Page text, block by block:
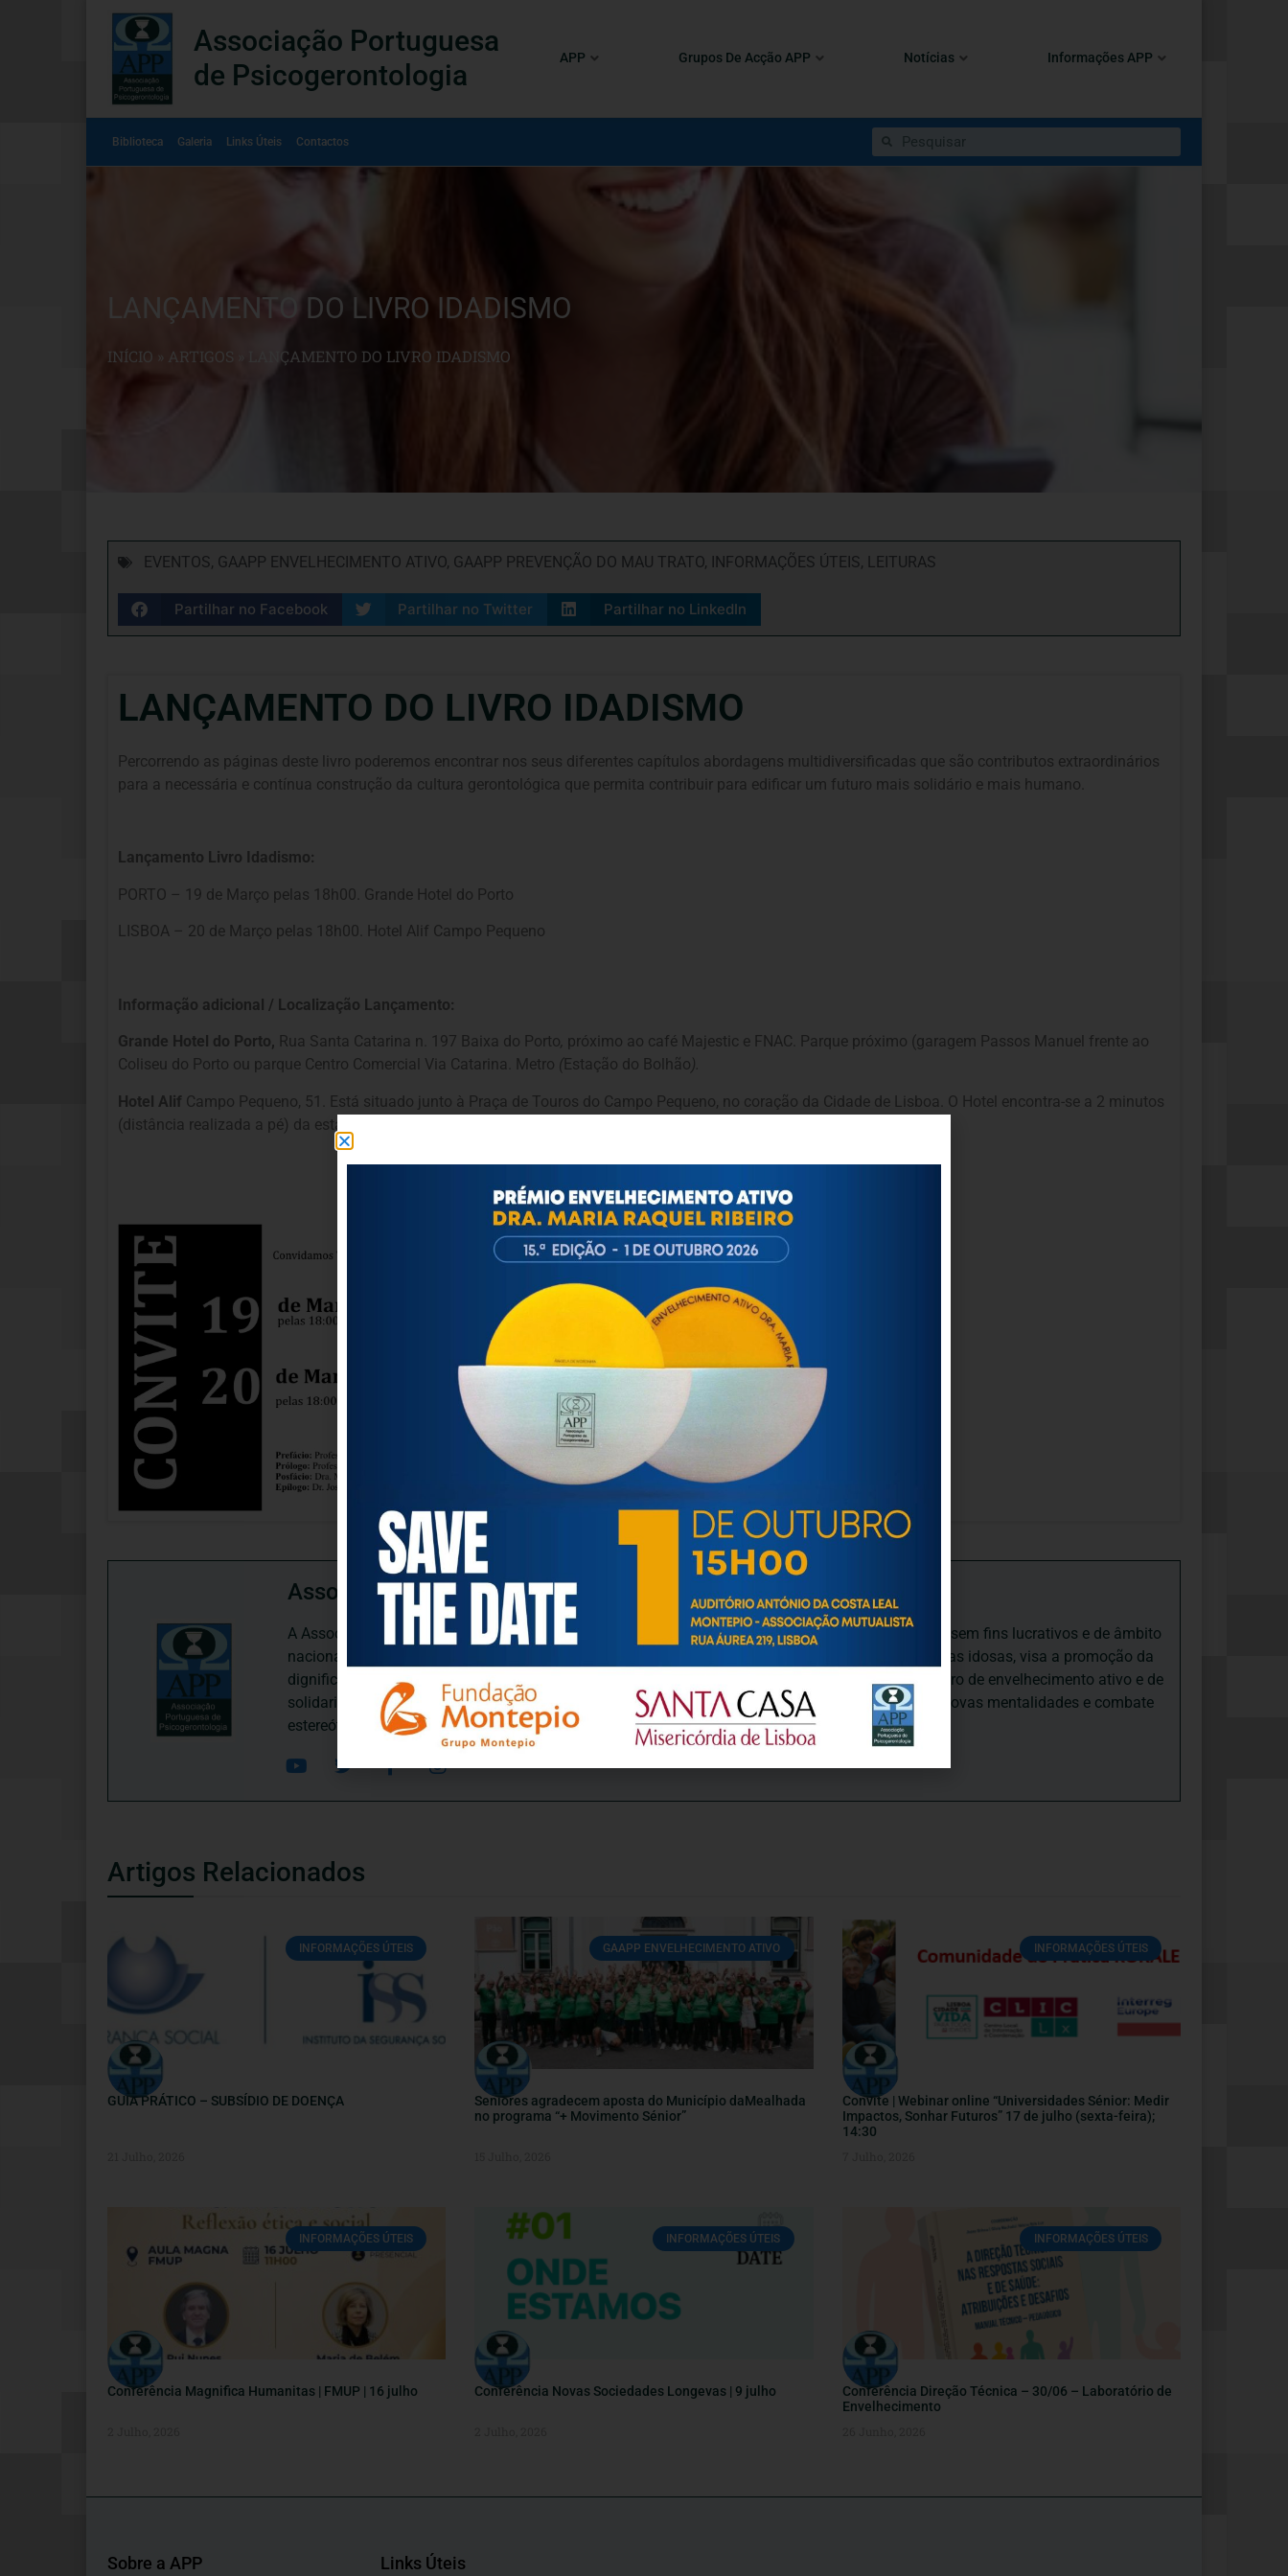
Associação Portuguesa
de Psicogerontologia
APP Grupos De Acção APP Notícias Informações APP
Biblioteca Galeria Links Úteis Contactos
LANÇAMENTO DO LIVRO IDADISMO
INÍCIO » ARTIGOS LANÇAMENTO DO LIVRO IDADISMO
EVENTOS, GAAPP ENVELHECIMENTO ATIVO, GAAPP PREVENÇÃO DO MAU TRATO, INFORMAÇÕES ÚTEIS, LEITURAS
Partilhar no Facebook Partilhar no Twitter Partilhar no LinkedIn
LANÇAMENTO DO LIVRO IDADISMO
Percorrendo as páginas deste livro poderemos encontrar nos seus diferentes capítulos abordagens multidiversificadas que são contributos extraordinários
para a necessária e contínua construção da cultura gerontológica que permita contribuir para edificar um futuro mais solidário e mais humano.
Lançamento Livro Idadismo:
PORTO – 19 de Março pelas 18h00. Grande Hotel do Porto
LISBOA – 20 de Março pelas 18h00. Hotel Alif Campo Pequeno
Informação adicional / Localização Lançamento:
Grande Hotel do Porto, Rua Santa Catarina n. 197 Baixa do Porto próximo ao café Majestic e FNAC. Parque próximo (garagem Passos Manuel frente ao
Coliseu do Porto ou parque Centro Comercial Via Catarina. Metro ( Estação do Bolhão).
Hotel Alif Campo Pequeno, 51. Está situado junto à Praça de Touros do Campo Pequeno, no coração da Cidade de Lisboa. O Hotel encontra-se a 2 minutos
(distância realizada a pé) da estação de Metro de Campo Pequeno (linha amarela).
Associação Portuguesa de Psicogerontologia
A Associação Portuguesa de Psicogerontologia-APP, Instituição Particular de Solidariedade Social sem fins lucrativos e de âmbito
nacional, dedica-se às questões biopsicológicas e sociais inerentes ao envelhecimento e às pessoas idosas, visa a promoção da
dignificação, respeito, saúde, autonomia, participação e segurança das pessoas idosas, num quadro de envelhecimento ativo e de
solidariedade intergeracional, e de uma sociedade mais inclusiva para todas as idades, promove novas mentalidades e combate
estereótipos negativos relativamente à idade e ao envelhecimento.
Artigos Relacionados
INFORMAÇÕES ÚTEIS
GUIA PRÁTICO – SUBSÍDIO DE DOENÇA
GAAPP ENVELHECIMENTO ATIVO
Seniores agradecem aposta do Município daMealhada
no programa “+ Movimento Sénior”
INFORMAÇÕES ÚTEIS
Convite | Webinar online “Universidades Sénior: Medir
Impactos, Sonhar Futuros” 17 de julho (sexta-feira);
14:30
INFORMAÇÕES ÚTEIS
Conferência Magnifica Humanitas | FMUP | 16 julho
INFORMAÇÕES ÚTEIS
Conferência Novas Sociedades Longevas | 9 julho
INFORMAÇÕES ÚTEIS
Conferência Direção Técnica – 30/06 – Laboratório de
Envelhecimento
Sobre a APP Links Úteis